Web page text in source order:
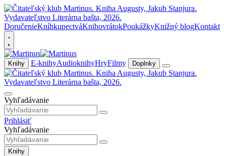
DoručenieKníhkupectváKnihovrátokPoukážkyKnižný blogKontakt
Knihy E-knihyAudioknihyHryFilmy Doplnky
Vyhľadávanie
Prihlásiť
Vyhľadávanie
Knihy